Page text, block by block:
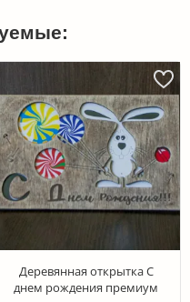
Деревянная открытка С
днем рождения премиум